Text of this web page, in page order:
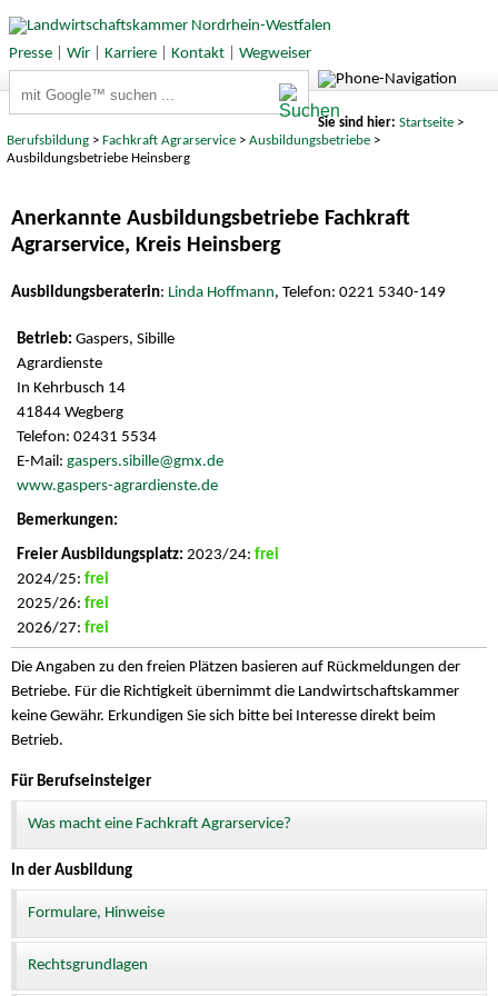
Presse| Wir| Karriere| Kontakt| Wegweiser
Sie sind hier: Startseite>
Berufsbildung >Fachkraft Agrarservice >Ausbildungsbetriebe >
Ausbildungsbetriebe Heinsberg
Anerkannte Ausbildungsbetriebe Fachkraft
Agrarservice, Kreis Heinsberg
Ausbildungsberaterin: Linda Hoffmann, Telefon: 0221 5340-149
Gaspers, Sibille
Agrardienste
In Kehrbusch 14
41844 Wegberg
Telefon: 02431 5534
E-Mail: gaspers.sibille@gmx.de
www.gaspers-agrardienste.de
2023/24: frei
2024/25: frei
2025/26: frei
2026/27: frei
Die Angaben zu den freien Plätzen basieren auf Rückmeldungen der
Betriebe. Für die Richtigkeit übernimmt die Landwirtschaftskammer
keine Gewähr. Erkundigen Sie sich bitte bei Interesse direkt beim
Betrieb.
Für Berufseinsteiger
Was macht eine Fachkraft Agrarservice?
In der Ausbildung
Formulare, Hinweise
Rechtsgrundlagen